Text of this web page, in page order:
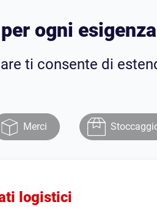
ogni esigenza
ti consente di
Merci
logistici